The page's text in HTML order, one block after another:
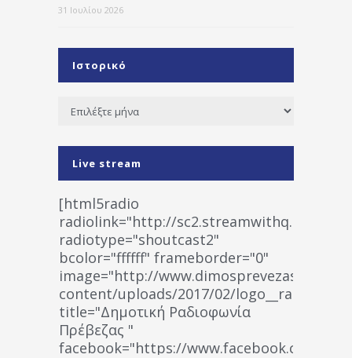
31 Ιουλίου 2026
Ιστορικό
Ιστορικό
Live stream
[html5radio
radiolink="http://
radiotype="shoutcast2"
bcolor="ffffff" frameborder="0"
image="http://www.dimosprevezas.gr/wp-
content/uploads/2017/02/
title="Δημοτική Ραδιοφωνία
Πρέβεζας "
facebook="https://www.facebook.com/